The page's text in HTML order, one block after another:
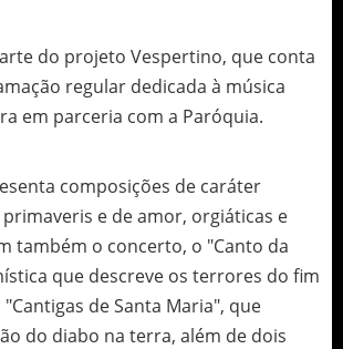
do projeto Vespertino, que conta
regular dedicada à música
em parceria com a Paróquia.
composições de caráter
e de amor, orgiáticas e
também o concerto, o "Canto da
que descreve os terrores do fim
de Santa Maria", que
do diabo na terra, além de dois